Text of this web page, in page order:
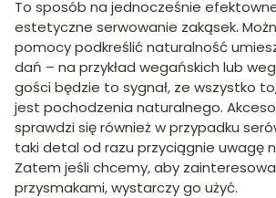
To sposób na jednocześnie
estetyczne serwowanie zakąsek.
pomocy podkreślić naturalność
dań – na przykład wegańskich lub
gości będzie to sygnał, ze wszystko
jest pochodzenia naturalnego.
sprawdzi się również w przypadku
taki detal od razu przyciągnie uwagę
Zatem jeśli chcemy, aby
przysmakami, wystarczy go użyć.